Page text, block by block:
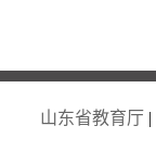
山东省教育厅 |